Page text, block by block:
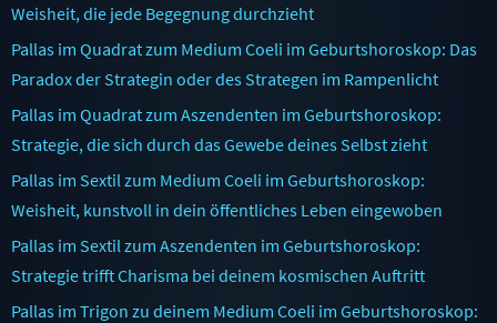
Weisheit, die jede Begegnung durchzieht
Pallas im Quadrat zum Medium Coeli im Geburtshoroskop: Das
Paradox der Strategin oder des Strategen im Rampenlicht
Pallas im Quadrat zum Aszendenten im Geburtshoroskop:
Strategie, die sich durch das Gewebe deines Selbst zieht
Pallas im Sextil zum Medium Coeli im Geburtshoroskop:
Weisheit, kunstvoll in dein öffentliches Leben eingewoben
Pallas im Sextil zum Aszendenten im Geburtshoroskop:
Strategie trifft Charisma bei deinem kosmischen Auftritt
Pallas im Trigon zu deinem Medium Coeli im Geburtshoroskop: